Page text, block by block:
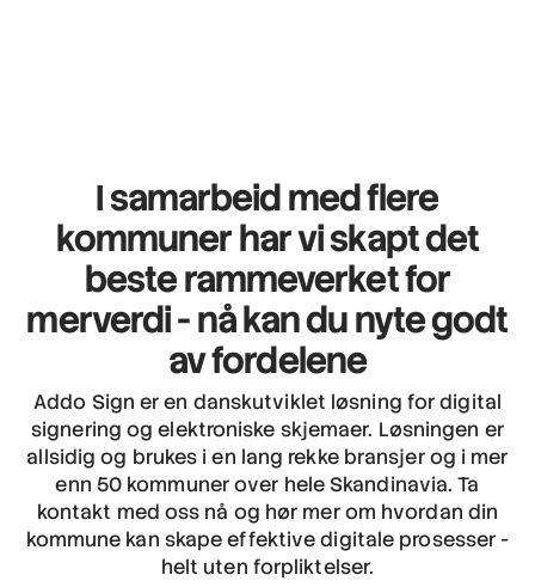
I samarbeid med flere
kommuner har vi skapt det
beste rammeverket for
merverdi- nå kan du nyte godt
av fordelene
Addo Sign er en danskutviklet løsning for digital
signering og elektroniske skjemaer. Løsningen er
allsidig og brukes i en lang rekke bransjer og i mer
enn 50 kommuner over hele Skandinavia. Ta
kontakt med oss nå og hør mer om hvordan din
kommune kan skape effektive digitale prosesser -
helt uten forpliktelser.